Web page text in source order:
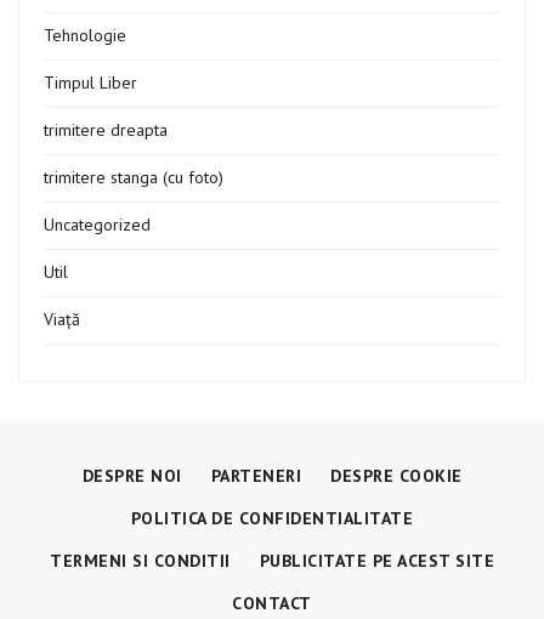
Tehnologie
Timpul Liber
trimitere dreapta
trimitere stanga (cu foto)
Uncategorized
Util
Viață
DESPRE NOI PARTENERI
DESPRE COOKIE
POLITICA DE CONFIDENTIALITATE
TERMENI SI CONDITII
PUBLICITATE PE ACEST SITE
CONTACT